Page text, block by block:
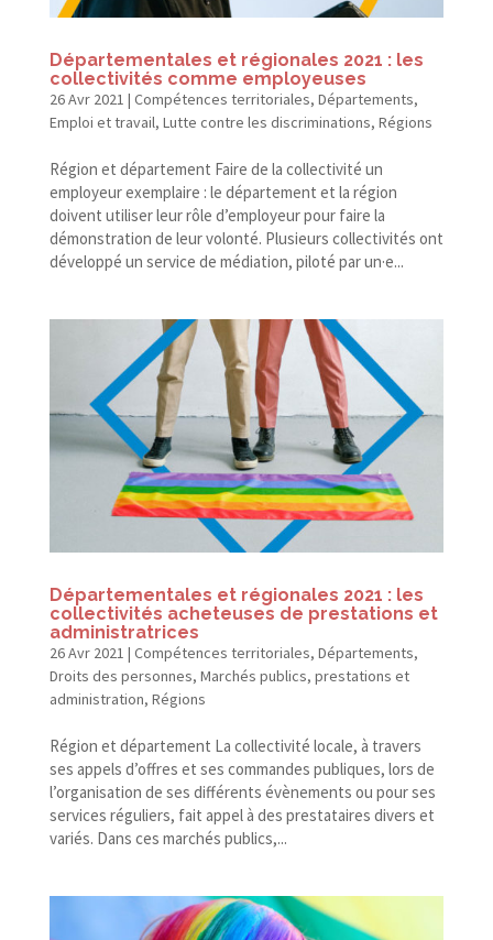
Départementales et régionales 2021 : les
collectivités comme employeuses
26 Avr 2021 | Compétences territoriales, Départements,
Emploi et travail, Lutte contre les discriminations, Régions
Région et département Faire de la collectivité un
employeur exemplaire : le département et la région
doivent utiliser leur rôle d’employeur pour faire la
démonstration de leur volonté. Plusieurs collectivités ont
développé un service de médiation, piloté par un·e...
Départementales et régionales 2021 : les
collectivités acheteuses de prestations et
administratrices
26 Avr 2021 | Compétences territoriales, Départements,
Droits des personnes, Marchés publics, prestations et
administration, Régions
Région et département La collectivité locale, à travers
ses appels d’offres et ses commandes publiques, lors de
l’organisation de ses différents évènements ou pour ses
services réguliers, fait appel à des prestataires divers et
variés. Dans ces marchés publics,...